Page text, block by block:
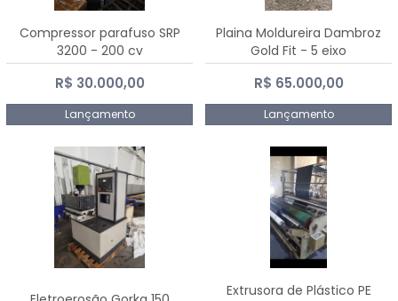
Compressor parafuso SRP
3200 - 200 cv
R$ 30.000,00
Lançamento
Plaina Moldureira Dambroz
Gold Fit - 5 eixo
R$ 65.000,00
Lançamento
Extrusora de Plástico PE